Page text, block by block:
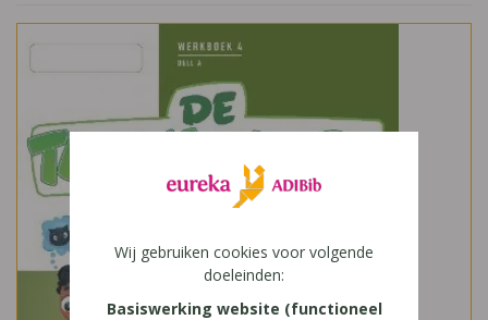
Wij gebruiken cookies voor volgende
doeleinden:
Basiswerking website (functioneel